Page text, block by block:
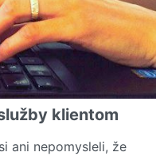
klientom
ani nepomysleli, že